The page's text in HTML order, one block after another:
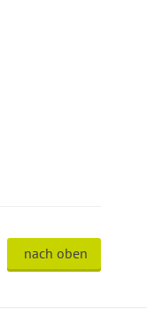
nach oben